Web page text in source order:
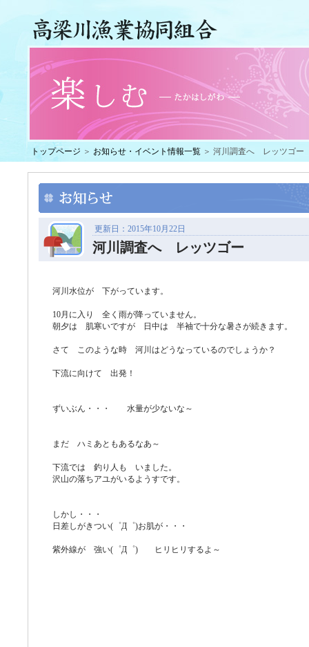
トップページ ＞ お知らせ・イベント情報一覧 ＞ 河川調査へ レッツゴー
更新日：2015年10月22日
河川調査へ レッツゴー
河川水位が 下がっています。
10月に入り 全く雨が降っていません。
朝夕は 肌寒いですが 日中は 半袖で十分な暑さが続きます。
さて このような時 河川はどうなっているのでしょうか？
下流に向けて 出発！
ずいぶん・・・ 水量が少ないな～
まだ ハミあともあるなあ～
下流では 釣り人も いました。
沢山の落ちアユがいるようすです。
しかし・・・
日差しがきつい(゜Д゜)お肌が・・・
紫外線が 強い(゜Д゜) ヒリヒリするよ～